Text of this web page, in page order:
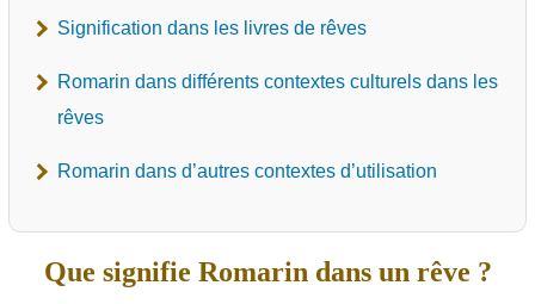
Signification dans les livres de rêves
Romarin dans différents contextes culturels dans les
rêves
Romarin dans d’autres contextes d’utilisation
Que signifie Romarin dans un rêve ?